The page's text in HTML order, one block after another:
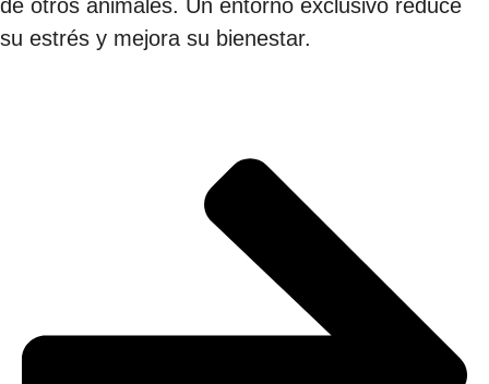
de otros animales. Un entorno exclusivo reduce
su estrés y mejora su bienestar.